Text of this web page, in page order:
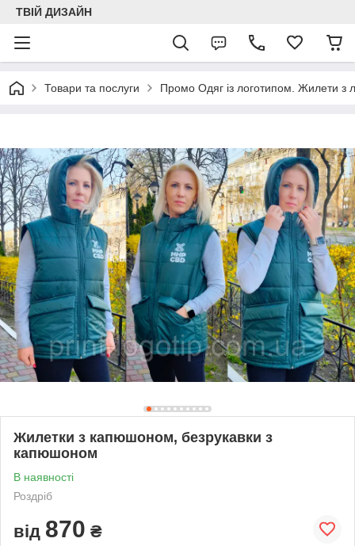
ТВІЙ ДИЗАЙН
Товари та послуги Промо Одяг із логотипом. Жилети з
Жилетки з капюшоном, безрукавки з
капюшоном
В наявності
Роздріб
від 870 ₴